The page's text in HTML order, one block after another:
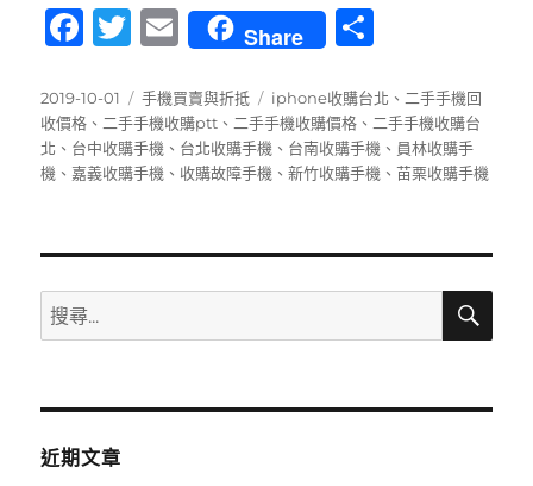
F
c
e
b
o
k
T
it
te
r
E
m
ai
l
Share
發
佈
日
期:
2019-10-01
分
類
手機買賣與折抵
標
籤
iphone收購台北 、 二手手機回
收價格 、 二手手機收購ptt 、 二手手機收購價格 、 二手手機收購台
北 、 台中收購手機 、 台北收購手機 、 台南收購手機 、 員林收購手
機 、 嘉義收購手機 、 收購故障手機 、新竹收購手機 、苗栗收購手機
搜
尋
鍵
搜
近期文章